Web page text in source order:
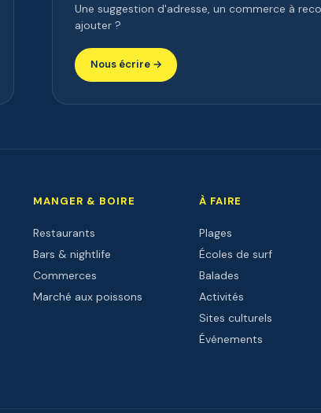
Une suggestion d'adresse, un commerce à
ajouter ?
Nous écrire →
MANGER & BOIRE
Restaurants
Bars & nightlife
Commerces
Marché aux poissons
À FAIRE
Plages
Écoles de surf
Balades
Activités
Sites culturels
Événements